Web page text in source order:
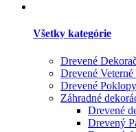
Všetky kategórie
Drevené
Drevené
Drevené
Záhradné
Drevené
Drevený